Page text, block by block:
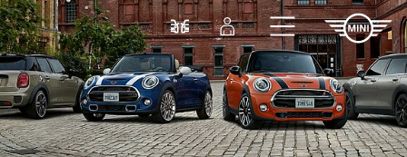
Ugrás a főtartalomra
Összehasonlítás
Bejelentkezés